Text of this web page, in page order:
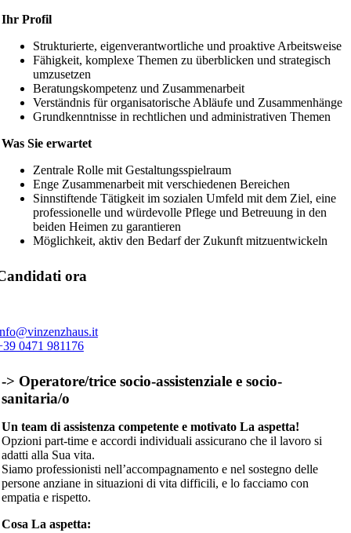
Ihr Profil
Strukturierte, eigenverantwortliche und proaktive Arbeitsweise
Fähigkeit, komplexe Themen zu überblicken und strategisch
umzusetzen
Beratungskompetenz und Zusammenarbeit
Verständnis für organisatorische Abläufe und Zusammenhänge
Grundkenntnisse in rechtlichen und administrativen Themen
Was Sie erwartet
Zentrale Rolle mit Gestaltungsspielraum
Enge Zusammenarbeit mit verschiedenen Bereichen
Sinnstiftende Tätigkeit im sozialen Umfeld mit dem Ziel, eine
professionelle und würdevolle Pflege und Betreuung in den
beiden Heimen zu garantieren
Möglichkeit, aktiv den Bedarf der Zukunft mitzuentwickeln
ora
0471 981176
-> Operatore/trice socio-assistenziale e socio-
sanitaria/o
Un team di assistenza competente e motivato La aspetta!
Opzioni part-time e accordi individuali assicurano che il lavoro si
adatti alla Sua vita.
Siamo professionisti nell’accompagnamento e nel sostegno delle
persone anziane in situazioni di vita difficili, e lo facciamo con
empatia e rispetto.
Cosa La aspetta: